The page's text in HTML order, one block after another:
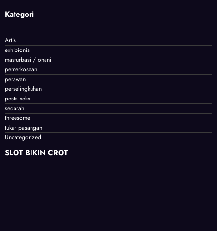
Kategori
Artis
exhibionis
masturbasi / onani
pemerkosaan
perawan
perselingkuhan
pesta seks
sedarah
threesome
tukar pasangan
Uncategorized
SLOT BIKIN CROT